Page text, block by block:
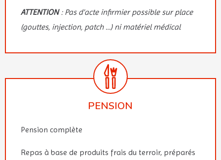
ATTENTION: Pas d’acte infirmier possible sur place
(gouttes, injection, patch …) ni matériel médical
PENSION
Pension complète
Repas à base de produits frais du terroir, préparés